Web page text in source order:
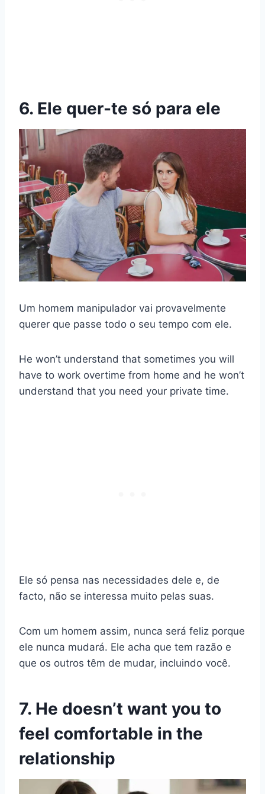
6. Ele quer-te só para ele
Um homem manipulador vai provavelmente
querer que passe todo o seu tempo com ele.
He won’t understand that sometimes you will
have to work overtime from home and he won’t
understand that you need your private time.
Ele só pensa nas necessidades dele e, de
facto, não se interessa muito pelas suas.
Com um homem assim, nunca será feliz porque
ele nunca mudará. Ele acha que tem razão e
que os outros têm de mudar, incluindo você.
7. He doesn’t want you to
feel comfortable in the
relationship